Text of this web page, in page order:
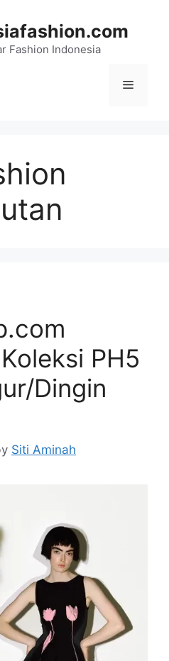
Fashion Indonesia
Menu
PH5
Dingin
Siti Aminah